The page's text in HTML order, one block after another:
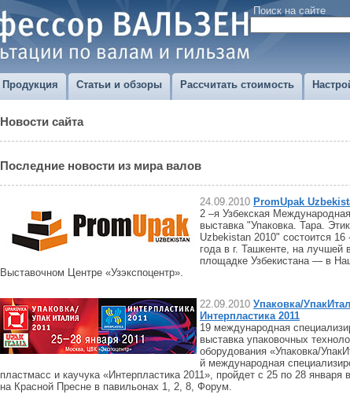
Поиск на сайте
Продукция Статьи и обзоры Рассчитать стоимость
Новости сайта
Последние новости из мира валов
24.09.2010 PromUpak
2 –я Узбекская
выставка "Упаковка. Тара.
Uzbekistan 2010" состоится 16
года в г. Ташкенте, на лучшей
площадке Узбекистана — в
Выставочном Центре «Узэкспоцентр».
22.09.2010 Упаковка/
Интерпластика 2011
19 международная
выставка упаковочных
оборудования «Упаковка/
й международная
пластмасс и каучука «Интерпластика 2011», пройдет с 25 по 28
на Красной Пресне в павильонах 1, 2, 8, Форум.